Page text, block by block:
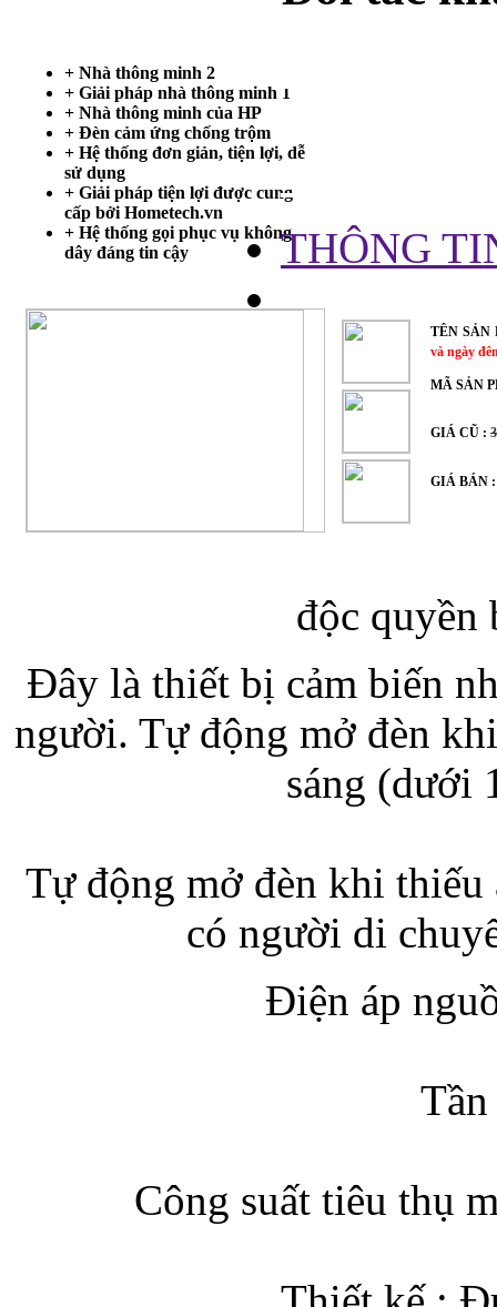
+ Nhà thông minh 2
+ Giải pháp nhà thông minh 1
+ Nhà thông minh của HP
+ Đèn cảm ứng chống trộm
+ Hệ thống đơn giản, tiện lợi, dễ
sử dụng
+ Giải pháp tiện lợi được cung
cấp bởi Hometech.vn
+ Hệ thống gọi phục vụ không
dây đáng tin cậy
MINI
TÊN SẢN
và ngày
MÃ SẢN
GIÁ CŨ :
GIÁ BÁN
THÔNG
độc quyền
Đây là thiết bị cảm biến
người. Tự động mở đèn
sáng (dưới
Tự động mở đèn khi
có người di
Điện áp
Công suất tiêu thụ